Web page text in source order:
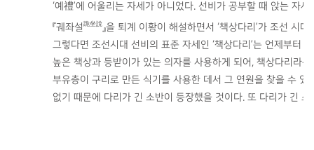
‘예禮’에 어울리는 자세가 아니었다. 선비가 공부할 때 앉는 자
『궤좌설 跪坐說 』을 퇴계 이황이 해설하면서 ‘책상다리’가 조선
그렇다면 조선시대 선비의 표준 자세인 ‘책상다리’는 언제부터
높은 책상과 등받이가 있는 의자를 사용하게 되어, 책상다리라
부유층이 구리로 만든 식기를 사용한 데서 그 연원을 찾을 수
없기 때문에 다리가 긴 소반이 등장했을 것이다. 또 다리가 긴